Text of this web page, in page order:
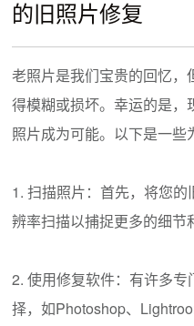
的旧照片修复
老照片是我们宝贵的回忆
得模糊或损坏。幸运的是
照片成为可能。以下是一些
1. 扫描照片：首先，将您
辨率扫描以捕捉更多的细节
2. 使用修复软件：有许多
择，如Photoshop、